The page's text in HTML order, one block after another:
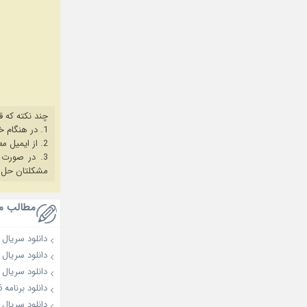
چند نکته که
1. در هنگام خرید حتما از آخرین نسخه مروگر فایرفاکس یا کروم استفاده کنید.
2. از ایمیل معتبر برای ثبت نام استفاده کنید.
3. در صورت بروز هرگونه مشکل در خرید، ابتدا
مشکلتان
مطالب
دانلود سریال Overdo 2026
دانلود سریال A Shop for Killers 2026
دانلود سریال My Bias, My Boss 2026
دانلود برنامه Love against Time 2026